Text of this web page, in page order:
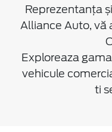
Reprezentanța
Alliance Auto,
Exploreaza
vehicule
ti